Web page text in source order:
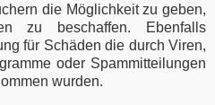
die Möglichkeit zu geben,
zu beschaffen. Ebenfalls
für Schäden die durch Viren,
oder Spammitteilungen
wurden.